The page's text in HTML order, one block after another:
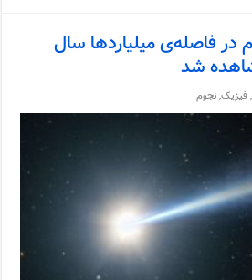
در فاصله‌ی میلیاردها سال
شد
,فیزیک,نجوم